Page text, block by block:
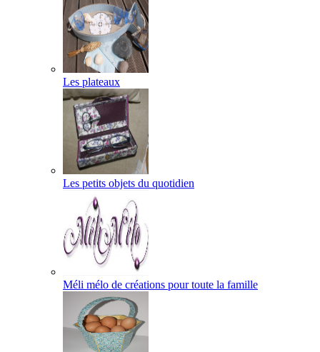
Les plateaux
Les petits objets du quotidien
Méli mélo de créations pour toute la famille